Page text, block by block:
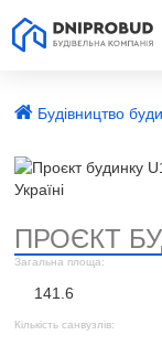
Будівництво
ПРОЄКТ
Загальна площа:
141.6
Кількість санвузлів: